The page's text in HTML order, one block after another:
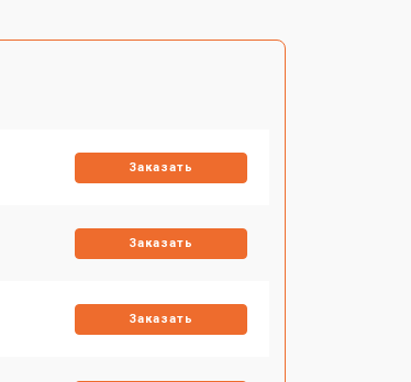
Заказать
Заказать
Заказать